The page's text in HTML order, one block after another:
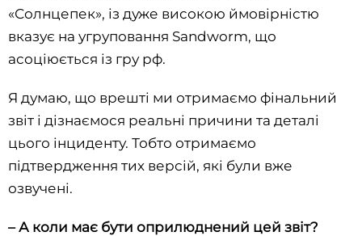
«Солнцепек», із дуже високою ймовірністю
вказує на угруповання Sandworm, що
асоціюється із гру рф.
Я думаю, що врешті ми отримаємо фінальний
звіт і дізнаємося реальні причини та деталі
цього інциденту. Тобто отримаємо
підтвердження тих версій, які були вже
озвучені.
– А коли має бути оприлюднений цей звіт?